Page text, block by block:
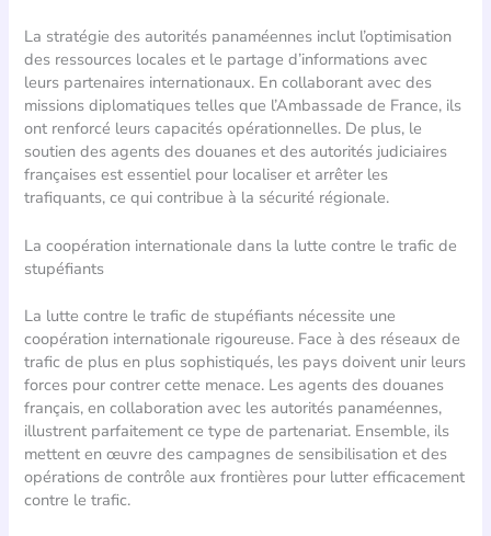
La stratégie des autorités panaméennes inclut l’optimisation
des ressources locales et le partage d’informations avec
leurs partenaires internationaux. En collaborant avec des
missions diplomatiques telles que l’Ambassade de France, ils
ont renforcé leurs capacités opérationnelles. De plus, le
soutien des agents des douanes et des autorités judiciaires
françaises est essentiel pour localiser et arrêter les
trafiquants, ce qui contribue à la sécurité régionale.
La coopération internationale dans la lutte contre le trafic de
stupéfiants
La lutte contre le trafic de stupéfiants nécessite une
coopération internationale rigoureuse. Face à des réseaux de
trafic de plus en plus sophistiqués, les pays doivent unir leurs
forces pour contrer cette menace. Les agents des douanes
français, en collaboration avec les autorités panaméennes,
illustrent parfaitement ce type de partenariat. Ensemble, ils
mettent en œuvre des campagnes de sensibilisation et des
opérations de contrôle aux frontières pour lutter efficacement
contre le trafic.